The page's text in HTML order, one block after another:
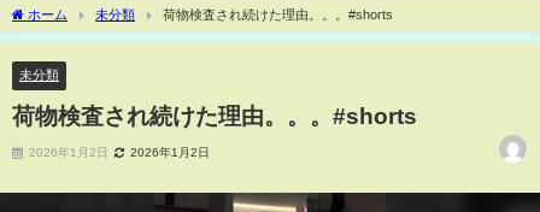
ホーム 未分類 荷物検査され続けた理由。。。#shorts
未分類
荷物検査され続けた理由。。。#shorts
2026年1月2日 2026年1月2日